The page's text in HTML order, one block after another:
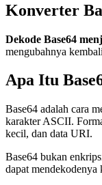
Konverter
Dekode Base64
mengubahnya
Apa Itu
Base64 adalah cara
karakter ASCII.
kecil, dan data URI.
Base64 bukan
dapat mendekodenya